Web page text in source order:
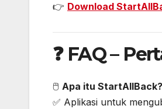
👉 Download
❓ FAQ –
🖱️ Apa itu StartAllBack?
✅ Aplikasi untuk